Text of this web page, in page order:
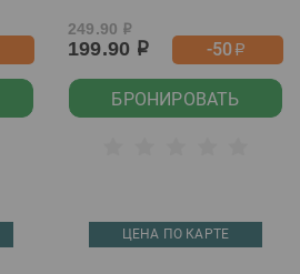
249.90 р
199.90 р -50р
БРОНИРОВАТЬ
ЦЕНА ПО КАРТЕ